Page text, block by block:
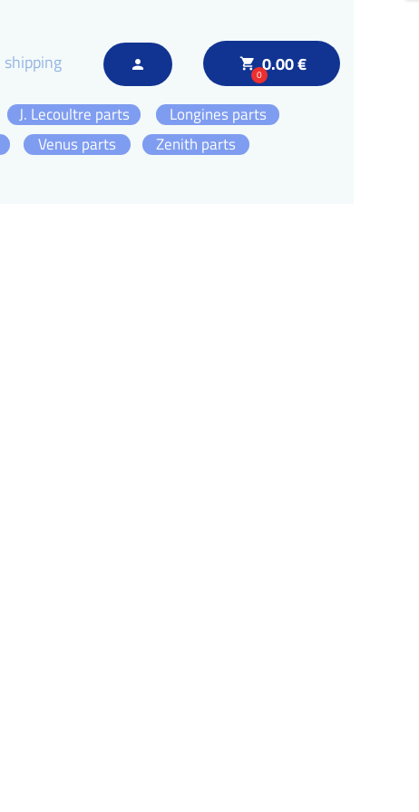
local_grocery_store
00.00 €
person
shipping
Zenith parts
Longines parts
J. Lecoultre parts
Venus parts